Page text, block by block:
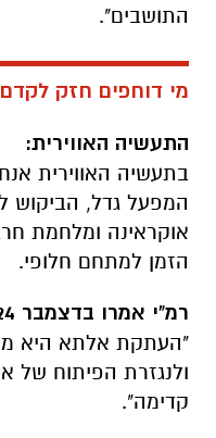
התושבים".
מי דוחפים חזק
התעשיה האווירית:
בתעשיה האווירית
המפעל גדל, הביקוש
אוקראינה ומלחמת
הזמן למתחם חלופי.
רמ"י אמרו בדצמבר 2024:
"העתקת אלתא היא
ולנגזרת הפיתוח של
קדימה".